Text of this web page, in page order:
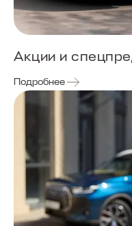
Акции и
Подробнее